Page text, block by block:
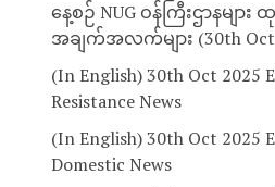
နေ့စဉ် NUG ဝန်ကြီးဌာနမျ
အချက်အလက်များ (30th Oct
(In English) 30th Oct 2025
Resistance News
(In English) 30th Oct 2025
Domestic News